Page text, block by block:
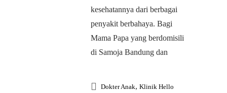
kesehatannya dari berbagai
penyakit berbahaya. Bagi
Mama Papa yang berdomisili
di Samoja Bandung dan
Dokter Anak, Klinik Hello